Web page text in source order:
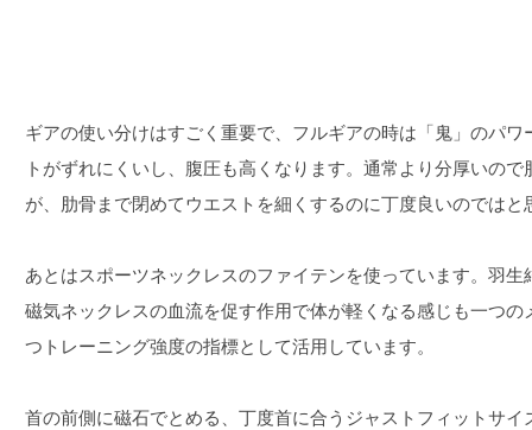
ギアの使い分けはすごく重要で、フルギアの時は「鬼」のパ
トがずれにくいし、腹圧も高くなります。通常より分厚いの
が、肋骨まで閉めてウエストを細くするのに丁度良いのではと
あとはスポーツネックレスのファイテンを使っています。羽生
磁気ネックレスの血流を促す作用で体が軽くなる感じも一つ
つトレーニング強度の指標として活用しています。
首の前側に磁石でとめる、丁度首に合うジャストフィットサ